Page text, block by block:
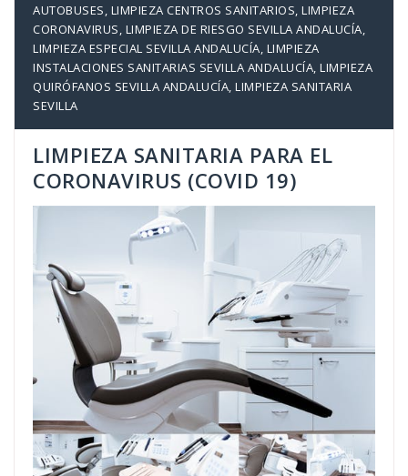
AUTOBUSES, LIMPIEZA CENTROS SANITARIOS, LIMPIEZA
CORONAVIRUS, LIMPIEZA DE RIESGO SEVILLA ANDALUCÍA,
LIMPIEZA ESPECIAL SEVILLA ANDALUCÍA, LIMPIEZA
INSTALACIONES SANITARIAS SEVILLA ANDALUCÍA, LIMPIEZA
QUIRÓFANOS SEVILLA ANDALUCÍA, LIMPIEZA SANITARIA
SEVILLA
LIMPIEZA SANITARIA PARA EL
CORONAVIRUS (COVID 19)